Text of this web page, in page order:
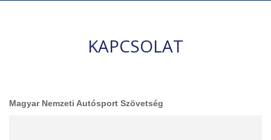
KAPCSOLAT
Magyar Nemzeti Autósport Szövetség